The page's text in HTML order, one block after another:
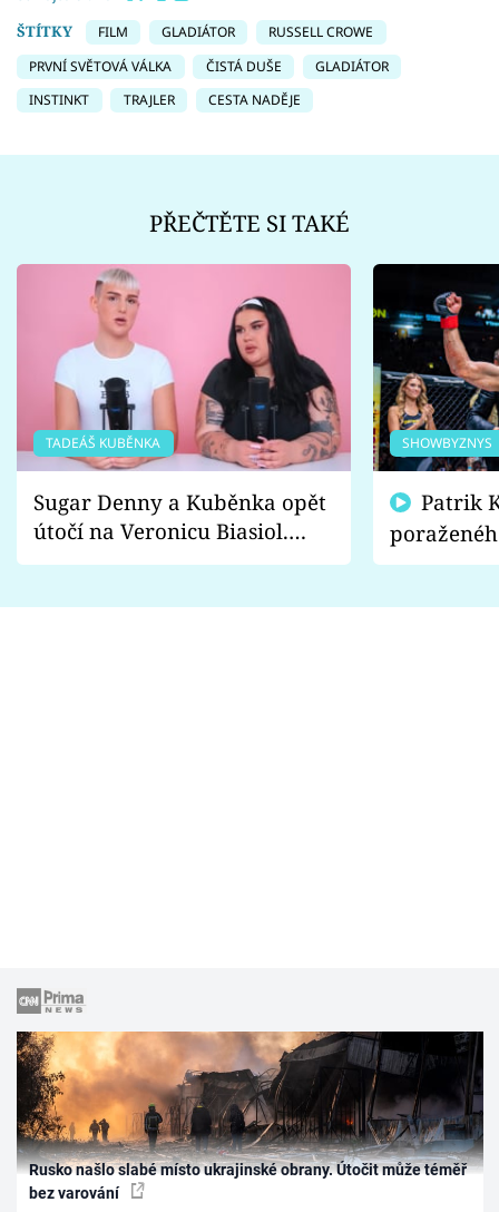
ŠTÍTKY
FILM GLADIÁTOR
RUSSELL CROWE
PRVNÍ SVĚTOVÁ VÁLKA
ČISTÁ DUŠE
GLADIÁTOR
INSTINKT
TRAJLER CESTA NADĚJE
PŘEČTĚTE SI TAKÉ
TADEÁŠ KUBĚNKA
Sugar Denny a Kuběnka opět
útočí na Veronicu Biasiol.
Proč je podle nich falešná a
SHOWBYZNYS
fanoušci
Rusko našlo slabé místo ukrajinské obrany. Útočit může téměř
bez varování